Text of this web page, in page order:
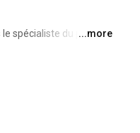
le spécialiste du permis
...more